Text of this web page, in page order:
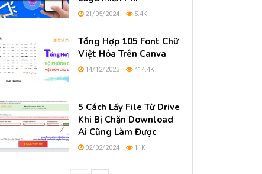
21/05/2024 5.4K
Tổng Hợp 105 Font Chữ
Việt Hóa Trên Canva
14/12/2023 414.4K
5 Cách Lấy File Từ Drive
Khi Bị Chặn Download
Ai Cũng Làm Được
02/02/2024 11K